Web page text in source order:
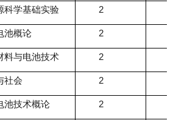
科学基础实验 2
池概论 2
料与电池技术 2
社会 2
池技术概论 2